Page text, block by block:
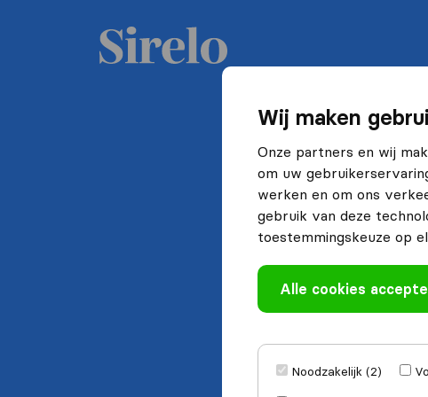
Wij maken
Onze partners en wij
om uw
werken en om ons
gebruik van deze
toestemmingskeuze op
Alle cookies
Noodzakelijk (2)